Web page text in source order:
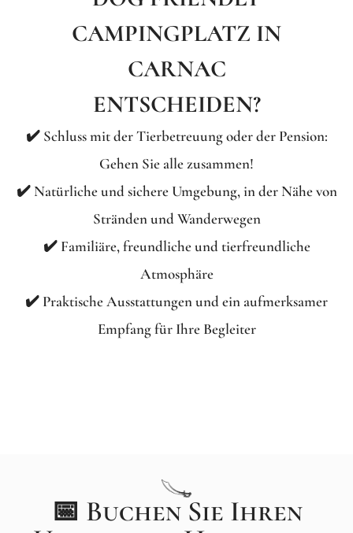
CAMPINGPLATZ IN
CARNAC
ENTSCHEIDEN?
✔️ Schluss mit der Tierbetreuung oder der Pension:
Gehen Sie alle zusammen!
✔️ Natürliche und sichere Umgebung, in der Nähe von
Stränden und Wanderwegen
✔️ Familiäre, freundliche und tierfreundliche
Atmosphäre
✔️ Praktische Ausstattungen und ein aufmerksamer
Empfang für Ihre Begleiter
📅 Buchen Sie Ihren